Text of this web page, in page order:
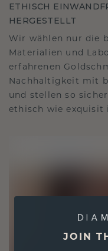
ETHISCH
HERGESTELLT
Wir wählen nur die
Materialien und
erfahrenen
Nachhaltigkeit mit
und stellen so
ethisch wie exquisit
JOIN